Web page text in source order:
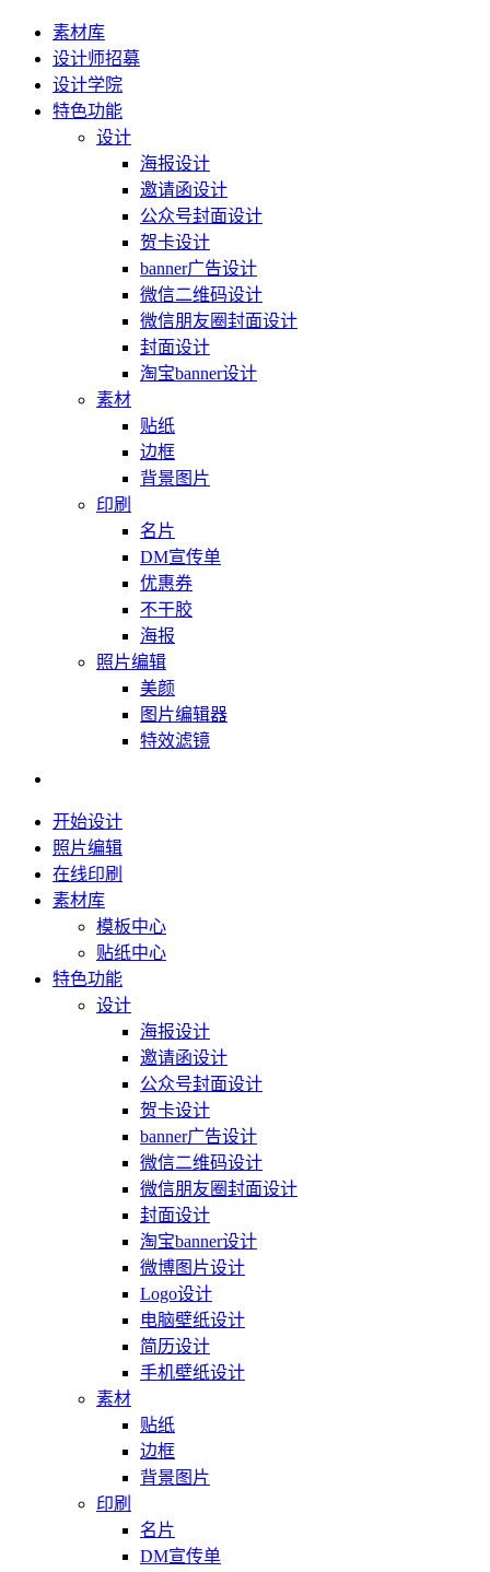
素材库
设计师招募
设计学院
特色功能
设计
海报设计
邀请函设计
公众号封面设计
贺卡设计
banner广告设计
微信二维码设计
微信朋友圈封面设计
封面设计
淘宝banner设计
素材
贴纸
边框
背景图片
印刷
名片
DM宣传单
优惠券
不干胶
海报
照片编辑
美颜
图片编辑器
特效滤镜
开始设计
照片编辑
在线印刷
素材库
模板中心
贴纸中心
特色功能
设计
海报设计
邀请函设计
公众号封面设计
贺卡设计
banner广告设计
微信二维码设计
微信朋友圈封面设计
封面设计
淘宝banner设计
微博图片设计
Logo设计
电脑壁纸设计
简历设计
手机壁纸设计
素材
贴纸
边框
背景图片
印刷
名片
DM宣传单